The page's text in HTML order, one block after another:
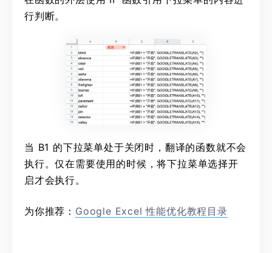
行判断。
当 B1 的下拉菜单处于关闭时，翻译的函数就不会
执行。仅在需要使用的时候，将下拉菜单选择开
启才会执行。
为你推荐： Google Excel 性能优化教程目录